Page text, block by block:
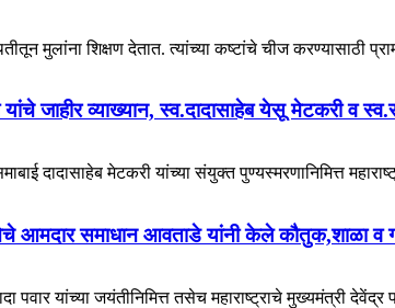
मुलांना शिक्षण देतात. त्यांच्या कष्टांचे चीज करण्यासाठी
जाहीर व्याख्यान, स्व.दादासाहेब येसू मेटकरी व
दादासाहेब मेटकरी यांच्या संयुक्त पुण्यस्मरणानिमित्त
समाधान आवताडे यांनी केले कौतुक,शाळा व
यांच्या जयंतीनिमित्त तसेच महाराष्ट्राचे मुख्यमंत्री देवेंद्र